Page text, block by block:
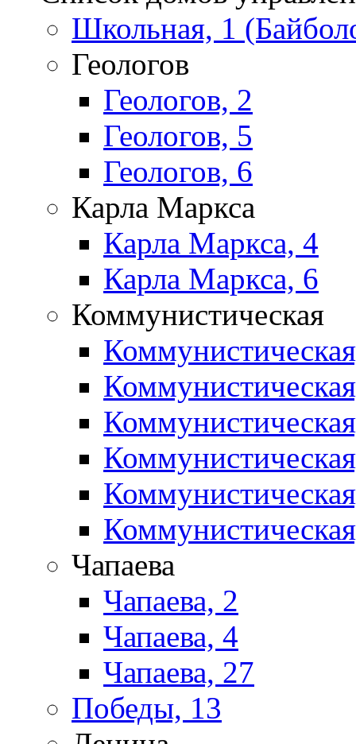
Школьная, 1
Геологов
Геологов, 2
Геологов, 5
Геологов, 6
Карла Маркса
Карла Маркса, 4
Карла Маркса, 6
Коммунистическая
Чапаева
Чапаева, 2
Чапаева, 4
Чапаева, 27
Победы, 13